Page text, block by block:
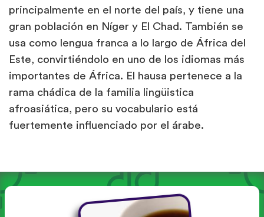
principalmente en el norte del país, y tiene una
gran población en Níger y El Chad. También se
usa como lengua franca a lo largo de África del
Este, convirtiéndolo en uno de los idiomas más
importantes de África. El hausa pertenece a la
rama chádica de la familia lingüistica
afroasiática, pero su vocabulario está
fuertemente influenciado por el árabe.